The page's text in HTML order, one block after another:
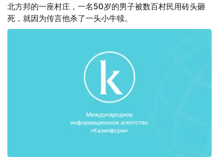
北方邦的一座村庄，一名50岁的男子被数百村民用砖头砸
死，就因为传言他杀了一头小牛犊。